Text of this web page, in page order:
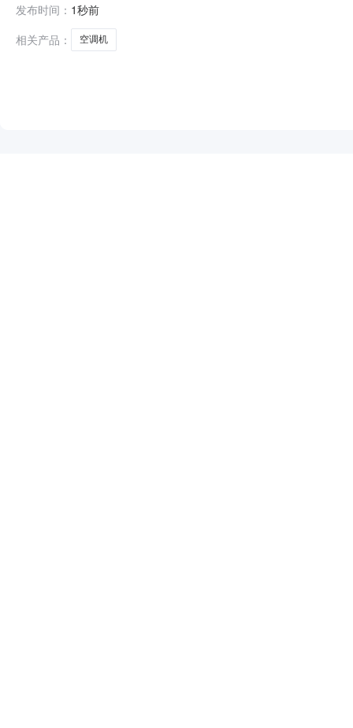
节温度需求。需满足的要求：满足日常校园使用，调节
告和采购文件为准。福
发布时间： 1秒前
相关产品：
空调机